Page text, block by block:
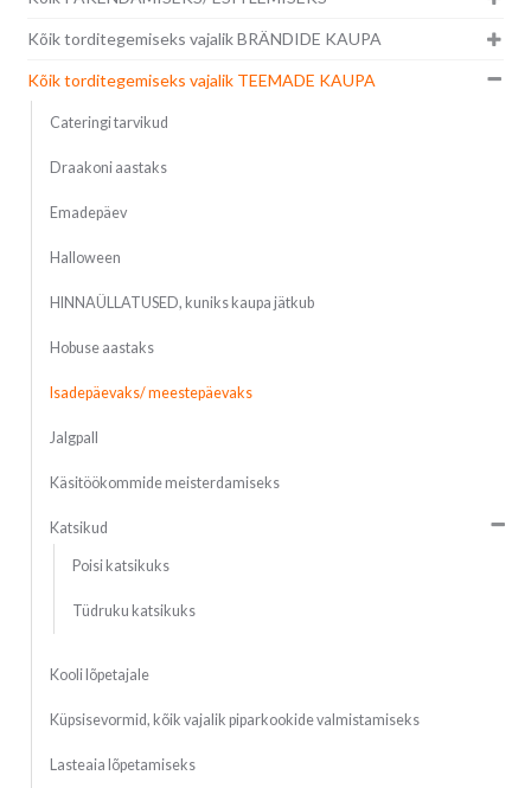
Kõik torditegemiseks vajalik BRÄNDIDE KAUPA
Kõik torditegemiseks vajalik TEEMADE KAUPA
Cateringi tarvikud
Draakoni aastaks
Emadepäev
Halloween
HINNAÜLLATUSED, kuniks kaupa jätkub
Hobuse aastaks
Isadepäevaks/ meestepäevaks
Jalgpall
Käsitöökommide meisterdamiseks
Katsikud
Poisi katsikuks
Tüdruku katsikuks
Kooli lõpetajale
Küpsisevormid, kõik vajalik piparkookide valmistamiseks
Lasteaia lõpetamiseks